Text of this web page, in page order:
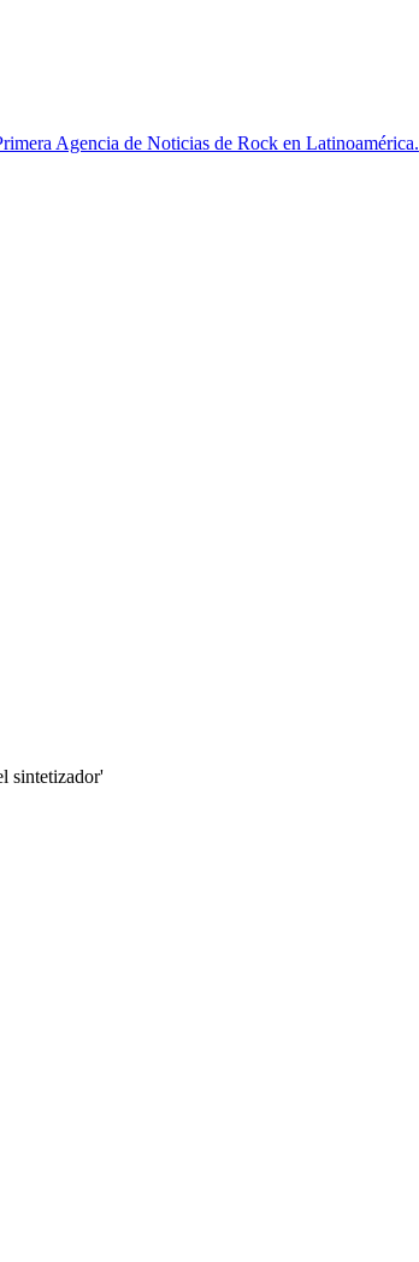
Agencia de Noticias de Rock en Latinoamérica.
sintetizador'